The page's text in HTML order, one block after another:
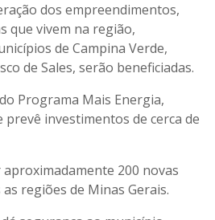
dos empreendimentos,
que vivem na região,
de Campina Verde,
de Sales, serão beneficiadas.
Programa Mais Energia,
prevê investimentos de cerca de
200 novas
regiões de Minas Gerais.